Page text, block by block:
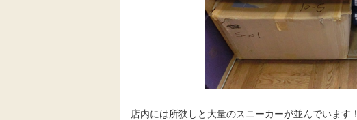
店内には所狭しと大量のスニーカーが並んでいます！